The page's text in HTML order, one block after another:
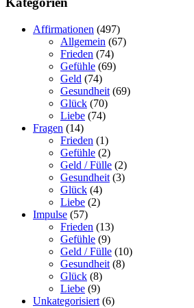
Affirmationen (497)
Allgemein (67)
Frieden (74)
Gefühle (69)
Geld (74)
Gesundheit (69)
Glück (70)
Liebe (74)
Fragen (14)
Frieden (1)
Gefühle (2)
Geld / Fülle (2)
Gesundheit (3)
Glück (4)
Liebe (2)
Impulse (57)
Frieden (13)
Gefühle (9)
Geld / Fülle (10)
Gesundheit (8)
Glück (8)
Liebe (9)
Unkategorisiert (6)